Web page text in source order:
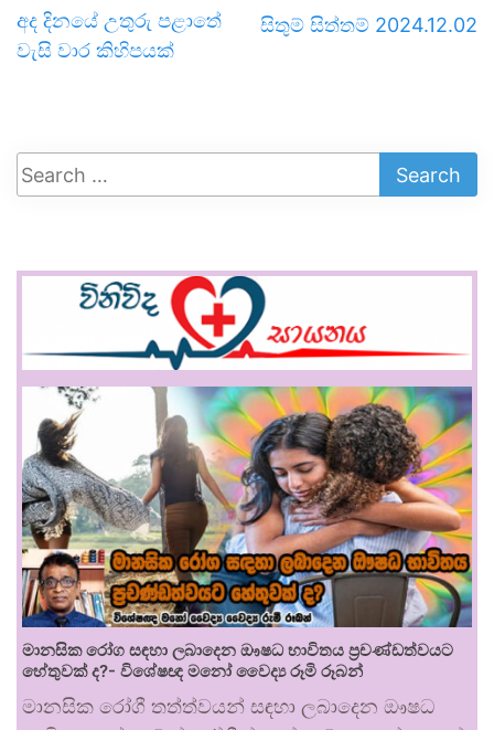
අද දිනයේ උතුරු පළාතේ
වැසි වාර කිහිපයක්
සිතුම් සිත්තම් 2024.12.02
මානසික රෝග සඳහා ලබාදෙන ඖෂධ භාවිතය ප්‍රචණ්ඩත්වයට
හේතුවක් ද?- විශේෂඥ මනෝ වෛද්‍ය රූමි රූබන්
මානසික රෝගී තත්ත්වයන් සඳහා ලබාදෙන ඖෂධ